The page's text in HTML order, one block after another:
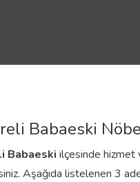
Babaeski
Babaeski ilçesinde hizmet
Aşağıda listelenen 3